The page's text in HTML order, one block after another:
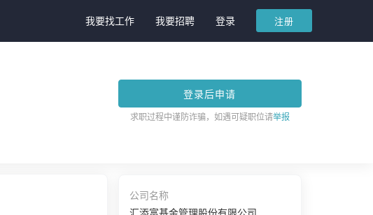
我要找工作 我要招聘 登录 注册
登录后申请
求职过程中谨防诈骗，如遇可疑职位请举报
公司名称
汇添富基金管理股份有限公司